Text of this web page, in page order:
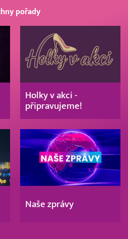
pořady
Holky v akci -
připravujeme!
Naše zprávy